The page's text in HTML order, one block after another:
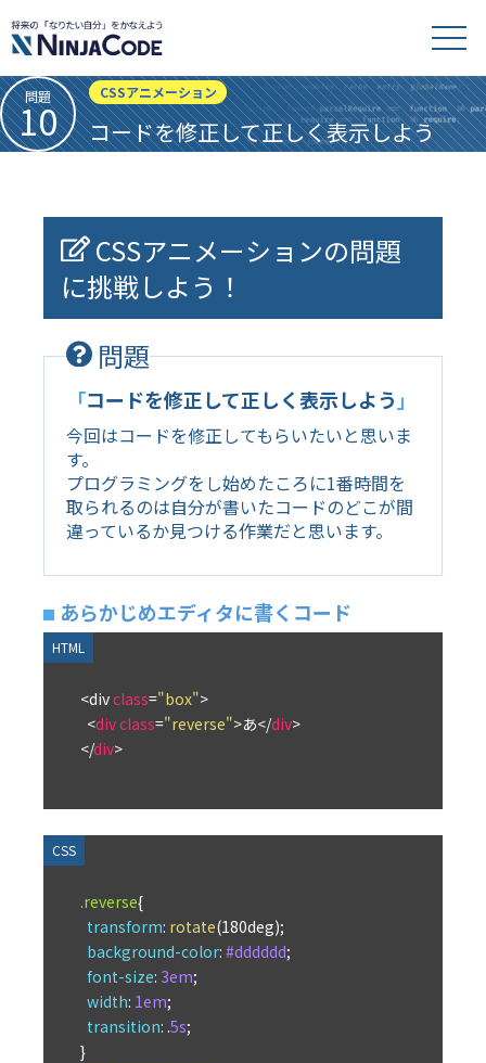
問題
10
CSSアニメーション
コードを修正して正しく表示しよう
CSSアニメーションの問題
に挑戦しよう！
問題
「コードを修正して正しく表示しよう 」
今回はコードを修正してもらいたいと思いま
す。
プログラミングをし始めたころに1番時間を
取られるのは自分が書いたコードのどこが間
違っているか見つける作業だと思います。
あらかじめエディタに書くコード
<div class="box">
<divclass="reverse">あ</div>
</div>
.reverse{
transform: rotate(180deg);
background-color: #dddddd;
font-size: 3em;
width: 1em;
transition: .5s;